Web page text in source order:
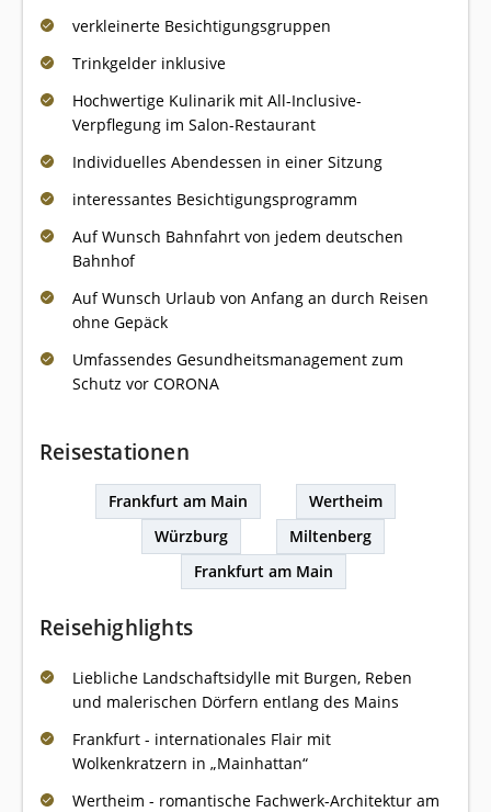
verkleinerte Besichtigungsgruppen
Trinkgelder inklusive
Hochwertige Kulinarik mit All-Inclusive-
Verpflegung im Salon-Restaurant
Individuelles Abendessen in einer Sitzung
interessantes Besichtigungsprogramm
Auf Wunsch Bahnfahrt von jedem deutschen
Bahnhof
Auf Wunsch Urlaub von Anfang an durch Reisen
ohne Gepäck
Umfassendes Gesundheitsmanagement zum
Schutz vor CORONA
Reisestationen
Frankfurt am Main
Wertheim
Würzburg
Miltenberg
Frankfurt am Main
Reisehighlights
Liebliche Landschaftsidylle mit Burgen, Reben
und malerischen Dörfern entlang des Mains
Frankfurt - internationales Flair mit
Wolkenkratzern in „Mainhattan“
Wertheim - romantische Fachwerk-Architektur am